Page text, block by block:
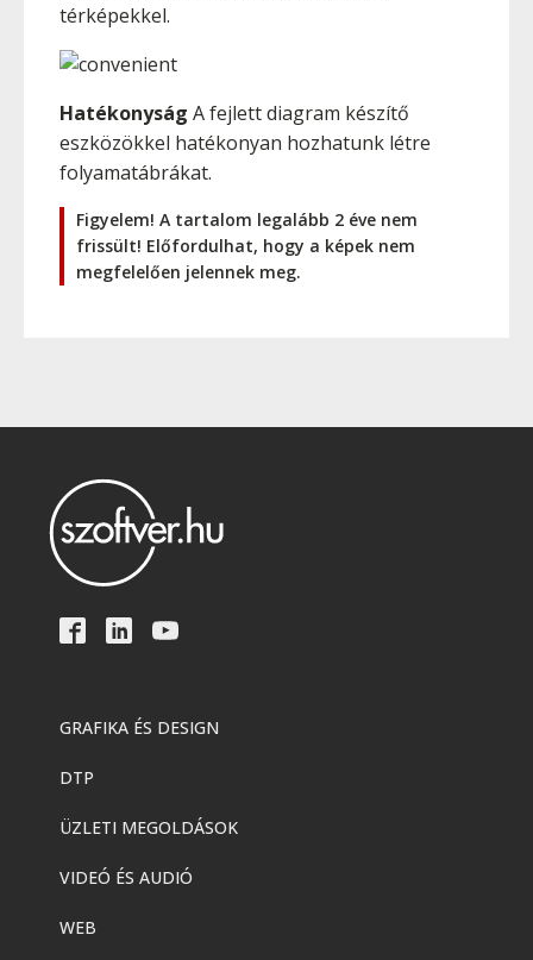
térképekkel.
Hatékonyság A fejlett diagram készítő
eszközökkel hatékonyan hozhatunk létre
folyamatábrákat.
Figyelem! A tartalom legalább 2 éve nem
frissült! Előfordulhat, hogy a képek nem
megfelelően jelennek meg.
GRAFIKA ÉS DESIGN
DTP
ÜZLETI MEGOLDÁSOK
VIDEÓ ÉS AUDIÓ
WEB